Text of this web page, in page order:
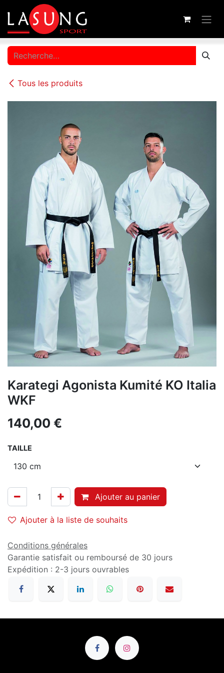
Se rendre au contenu
Tous les produits
Karategi Agonista Kumité KO Italia
WKF
140,00 €
TAILLE
Ajouter au panier
Ajouter à la liste de souhaits
Conditions générales
Garantie satisfait ou remboursé de 30 jours
Expédition : 2-3 jours ouvrables